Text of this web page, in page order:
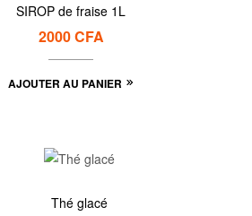
SIROP de fraise 1L
2000CFA
AJOUTER AU PANIER
Thé glacé